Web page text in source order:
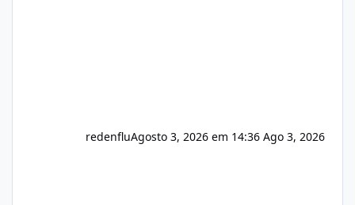
redenfluAgosto 3, 2026 em 14:36 Ago 3, 2026